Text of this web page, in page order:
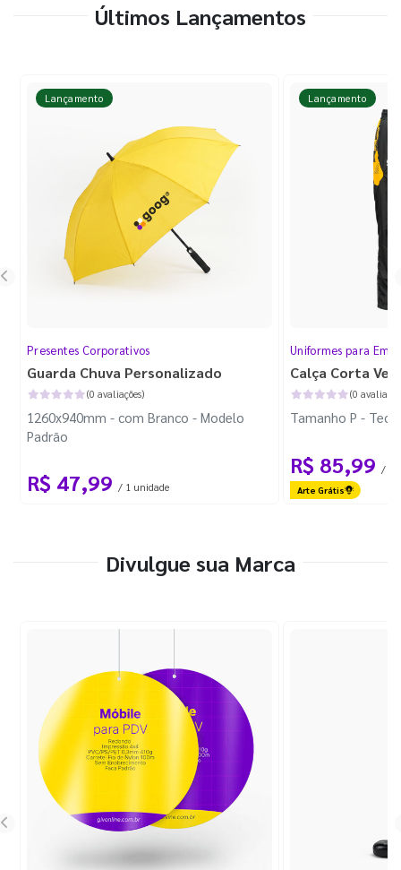
Últimos Lançamentos
Lançamento
Presentes Corporativos
Guarda Chuva Personalizado
(0 avaliações)
1260x940mm - com Branco - Modelo
Padrão
R$ 47,99 / 1 unidade
Lançamento
Uniformes para
Calça Corta
(0
Tamanho P -
R$ 85,99 / 1
Arte Grátis
Divulgue sua Marca